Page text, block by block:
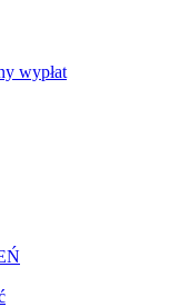
wypłat